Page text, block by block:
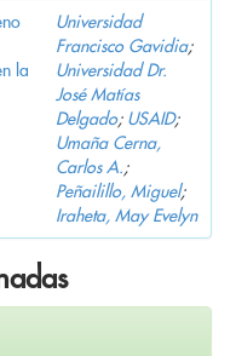
la
Universidad
Francisco Gavidia;
Universidad Dr.
José Matías
Delgado; USAID;
Umaña Cerna,
Carlos A.;
Peñailillo, Miguel;
Iraheta, May Evelyn